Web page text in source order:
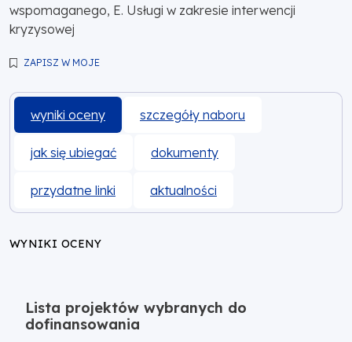
wspomaganego, E. Usługi w zakresie interwencji
kryzysowej
ZAPISZ W MOJE
wyniki oceny szczegóły naboru
jak się ubiegać dokumenty
przydatne linki aktualności
WYNIKI OCENY
Lista projektów wybranych do
dofinansowania